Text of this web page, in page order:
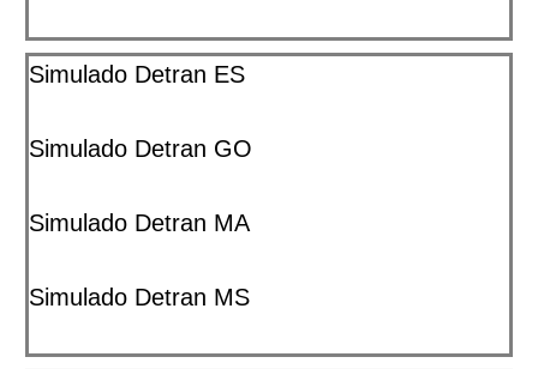
Simulado Detran ES
Simulado Detran GO
Simulado Detran MA
Simulado Detran MS